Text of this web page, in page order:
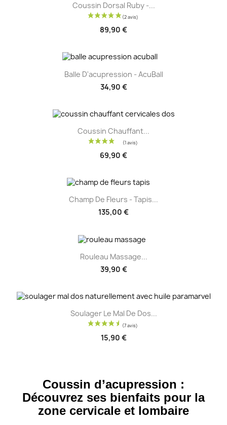
Coussin Dorsal Ruby -...
89,90 €
Balle D'acupression - AcuBall
34,90 €
Coussin Chauffant...
69,90 €
Champ De Fleurs - Tapis...
135,00 €
Rouleau Massage...
39,90 €
Soulager Le Mal De Dos...
15,90 €
Coussin d’acupression :
Découvrez ses bienfaits pour la
zone cervicale et lombaire